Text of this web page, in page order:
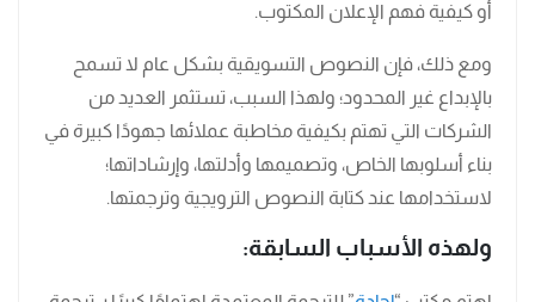
أو كيفية فهم الإعلان المكتوب.
ومع ذلك، فإن النصوص التسويقية بشكل عام لا تسمح
بالإبداع غير المحدود؛ ولهذا السبب، تستثمر العديد من
الشركات التي تهتم بكيفية مخاطبة عملائها جهودًا كبيرة في
بناء أسلوبها الخاص، وتصميمها وأدلتها، وإرشاداتها؛
لاستخدامها عند كتابة النصوص الترويجية وترجمتها.
ولهذه الأسباب السابقة: